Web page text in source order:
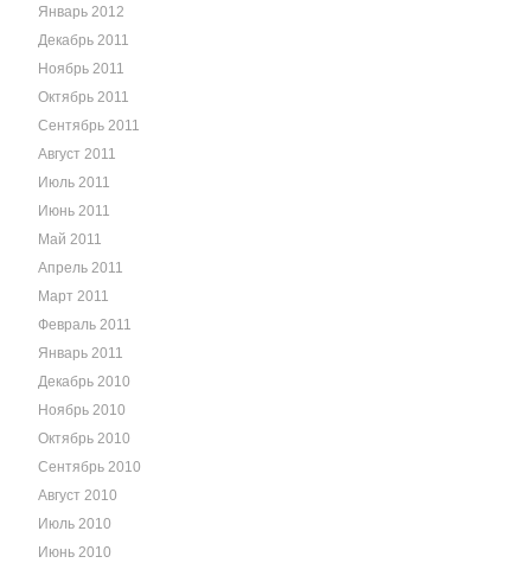
Январь 2012
Декабрь 2011
Ноябрь 2011
Октябрь 2011
Сентябрь 2011
Август 2011
Июль 2011
Июнь 2011
Май 2011
Апрель 2011
Март 2011
Февраль 2011
Январь 2011
Декабрь 2010
Ноябрь 2010
Октябрь 2010
Сентябрь 2010
Август 2010
Июль 2010
Июнь 2010